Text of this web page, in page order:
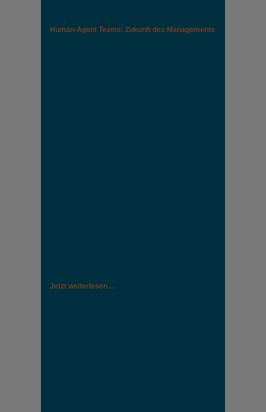
Human-Agent Teams: Zukunft des Managements
Jetzt weiterlesen…